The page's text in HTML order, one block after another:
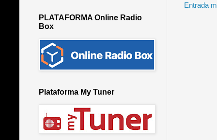
Entrada
PLATAFORMA Online Radio
Box
Plataforma My Tuner